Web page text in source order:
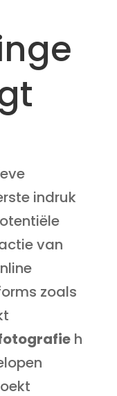
indruk
van
zoals
h